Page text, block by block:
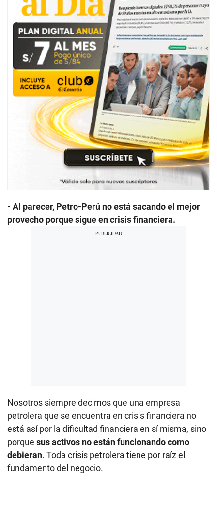
- Al parecer, Petro-Perú no está sacando el mejor
provecho porque sigue en crisis financiera.
Nosotros siempre decimos que una empresa
petrolera que se encuentra en crisis financiera no
está así por la dificultad financiera en sí misma, sino
porque sus activos no están funcionando como
debieran. Toda crisis petrolera tiene por raíz el
fundamento del negocio.